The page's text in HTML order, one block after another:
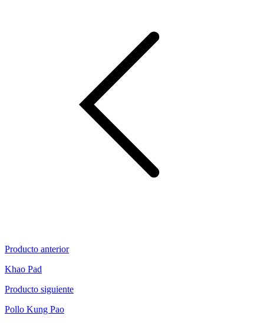
Producto anterior
Khao Pad
Producto siguiente
Pollo Kung Pao